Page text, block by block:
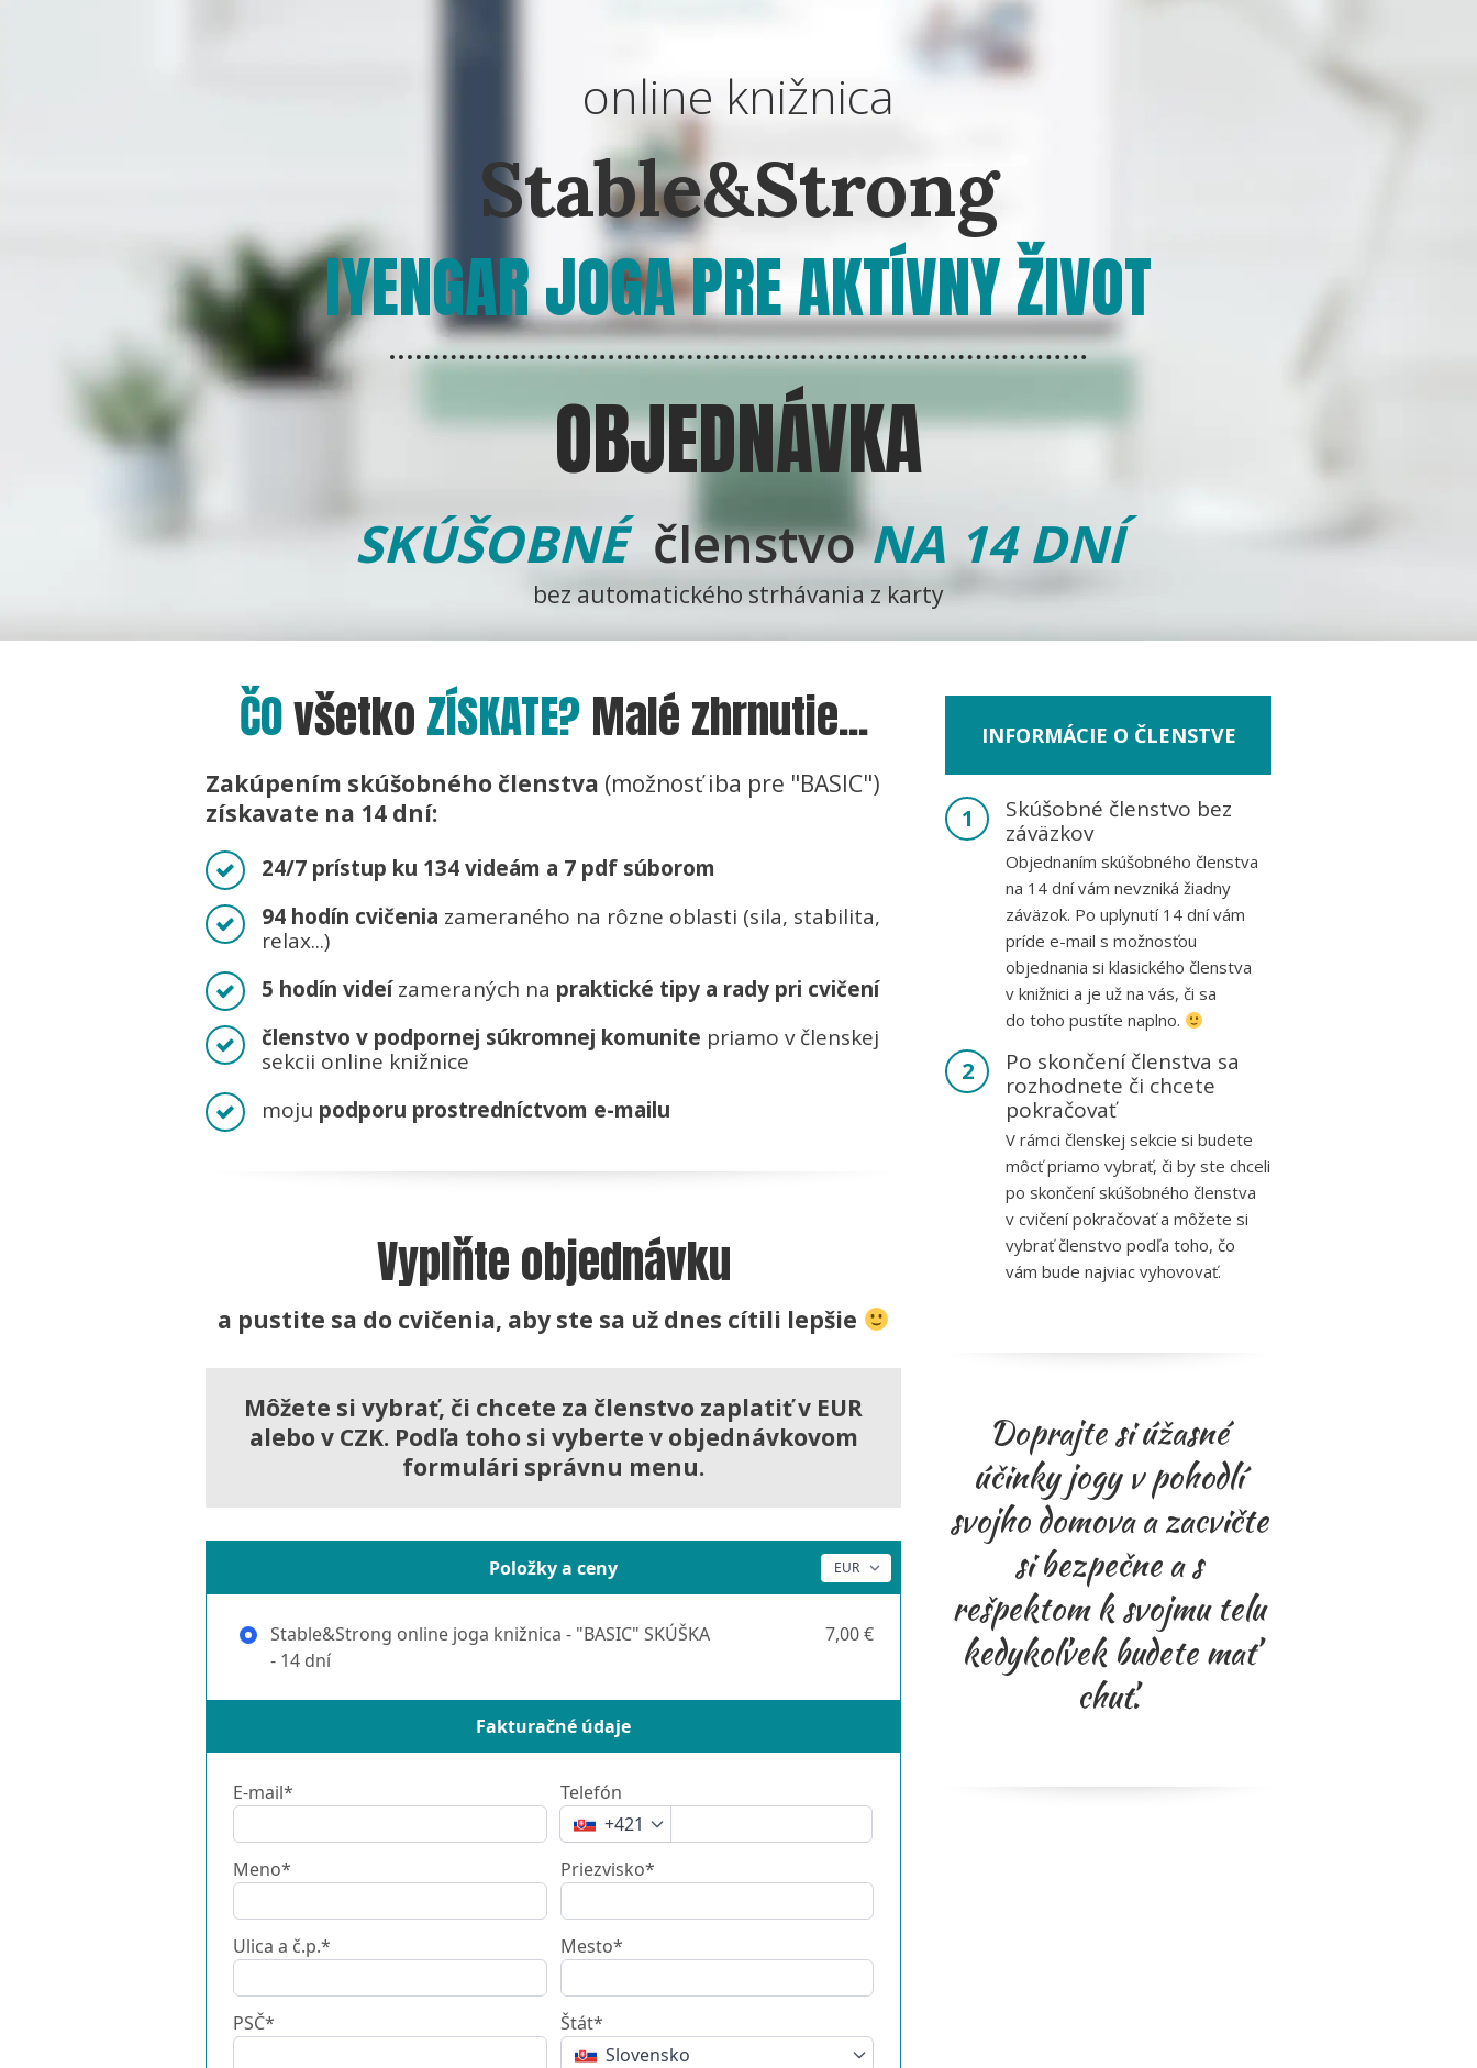
online knižnica
Stable&Strong
IYENGAR JOGA PRE AKTÍVNY ŽIVOT
OBJEDNÁVKA
SKÚŠOBNÉ členstvoNA 14 DNÍ
bez automatického strhávania z karty
Č0všetkoZÍSKATE?Malé zhrnutie...
Zakúpením skúšobného členstva (možnosť iba pre "BASIC")
získavate na 14 dní:
24/7 prístup ku 134 videám a 7 pdf súborom
94 hodín cvičenia zameraného na rôzne oblasti (sila, stabilita,
relax...)
5 hodín videízameraných na praktické tipy a rady pri cvičení
členstvo v podpornej súkromnej komunite priamo v členskej
sekcii online knižnice
moju podporu prostredníctvom e-mailu
Vyplňte objednávku
a pustite sa do cvičenia, aby ste sa už dnes cítili lepšie
Môžete si vybrať, či chcete za členstvo zaplatiť v EUR
alebo v CZK. Podľa toho si vyberte v objednávkovom
formulári správnu menu.
Položky a ceny
Stable&Strong online joga knižnica - "BASIC" SKÚŠKA
- 14 dní
7,00 €
Fakturačné údaje
E-mail*
Telefón
+421
Meno*
Priezvisko*
Ulica a č.p.* Mesto*
PSČ*
Štát*
Slovensko
INFORMÁCIE O ČLENSTVE
1
Skúšobné členstvo bez
záväzkov
Objednaním skúšobného členstva
na 14 dní vám nevzniká žiadny
záväzok. Po uplynutí 14 dní vám
príde e-mail s možnosťou
objednania si klasického členstva
v knižnici a je už na vás, či sa
do toho pustíte naplno.
2
Po skončení členstva sa
rozhodnete či chcete
pokračovať
V rámci členskej sekcie si budete
môcť priamo vybrať, či by ste chceli
po skončení skúšobného členstva
v cvičení pokračovať a môžete si
vybrať členstvo podľa toho, čo
vám bude najviac vyhovovať.
Doprajte si úžasné
účinky jogy v pohodlí
svojho domova a zacvičte
si bezpečne a s
rešpektom k svojmu telu
kedykoľvek budete mať
chuť.